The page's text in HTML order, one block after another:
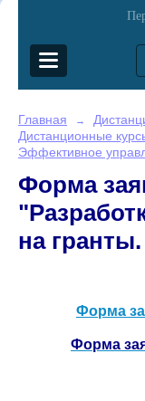
Главная →
Дистанционные
Эффективное
Форма
на
Форма
Форма